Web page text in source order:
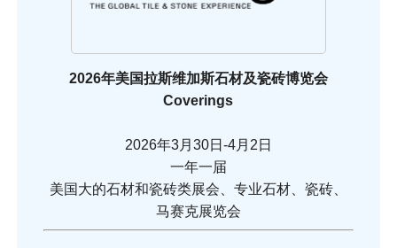
2026年美国拉斯维加斯石材及瓷砖博览会
Coverings
2026年3月30日-4月2日
一年一届
美国大的石材和瓷砖类展会、专业石材、瓷砖、
马赛克展览会